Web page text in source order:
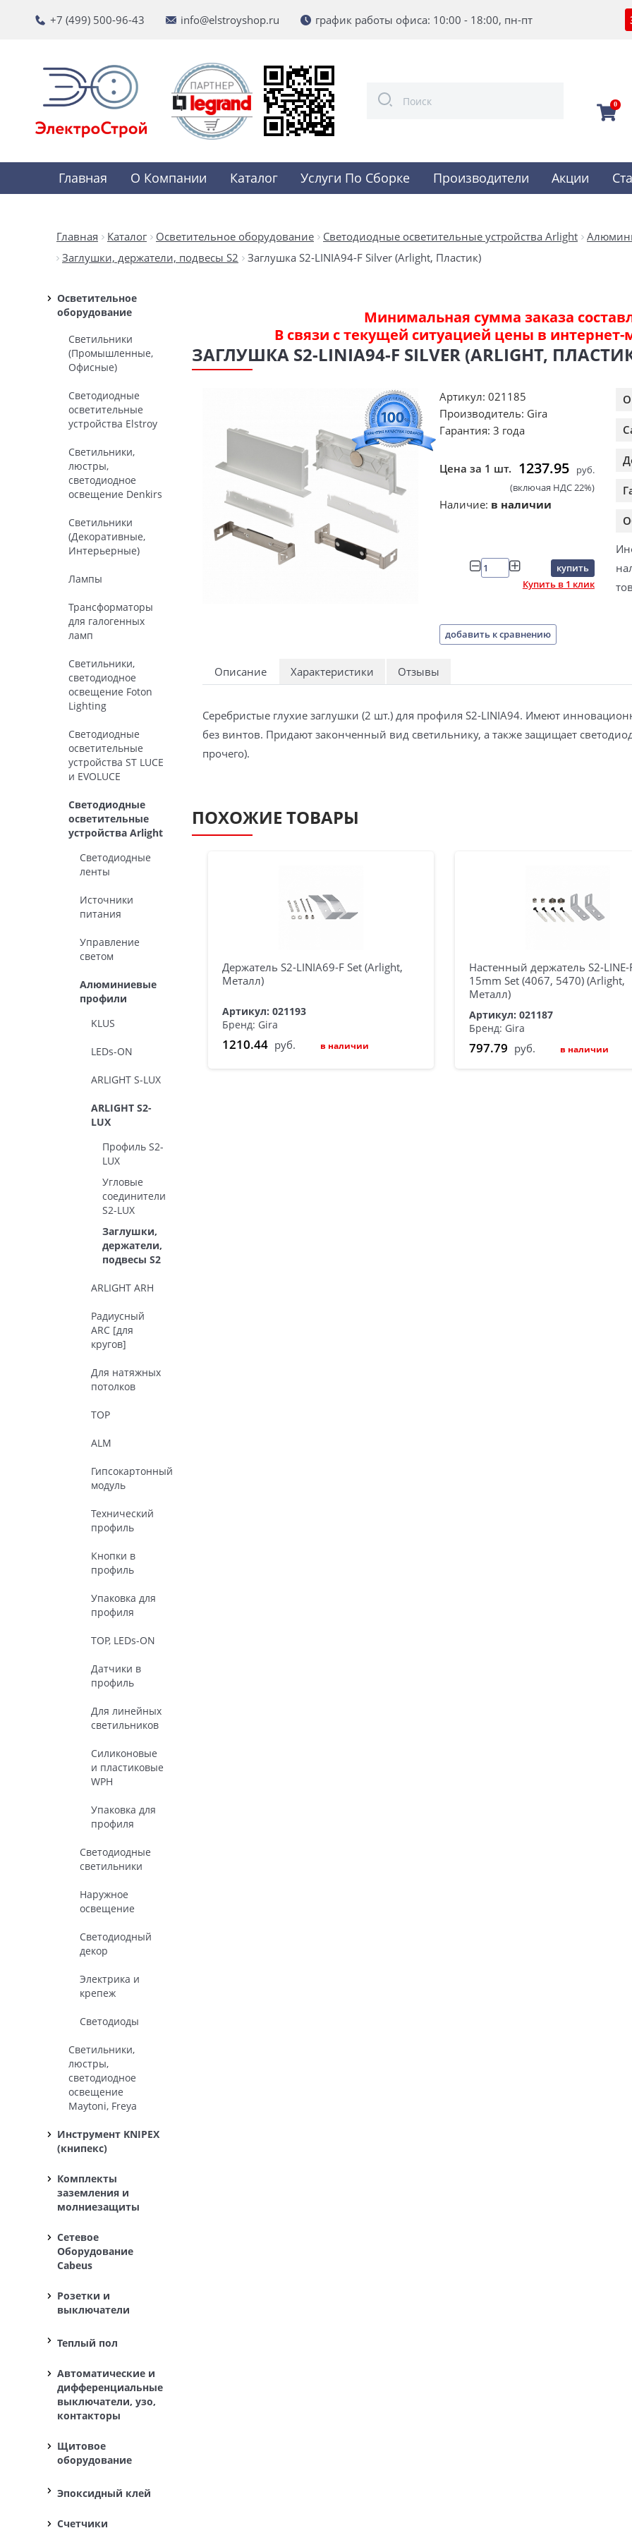
+7 (499) 500-96-43 info@elstroyshop.ru график работы офиса: 10:00 - 18:00, пн-пт
0
Главная О Компании Каталог Услуги По Сборке Производители Акции
Главная Каталог Осветительное оборудование Светодиодные осветительные устройства Arlight
Заглушки, держатели, подвесы S2
Заглушка S2-LINIA94-F Silver (Arlight, Пластик)
Осветительное
оборудование
Светильники
(Промышленные,
Офисные)
Светодиодные
осветительные
устройства Elstroy
Светильники,
люстры,
светодиодное
освещение Denkirs
Светильники
(Декоративные,
Интерьерные)
Лампы
Трансформаторы
для галогенных
ламп
Светильники,
светодиодное
освещение Foton
Lighting
Светодиодные
осветительные
устройства ST LUCE
и EVOLUCE
Светодиодные
осветительные
устройства Arlight
Светодиодные
ленты
Источники
питания
Управление
светом
Алюминиевые
профили
KLUS
LEDs-ON
ARLIGHT S-LUX
ARLIGHT S2-
LUX
Профиль S2-
LUX
Угловые
соединители
S2-LUX
Заглушки,
держатели,
подвесы S2
ARLIGHT ARH
Радиусный
ARC [для
кругов]
Для натяжных
потолков
TOP
ALM
Гипсокартонный
модуль
Технический
профиль
Кнопки в
профиль
Упаковка для
профиля
TOP, LEDs-ON
Датчики в
профиль
Для линейных
светильников
Силиконовые
и пластиковые
WPH
Упаковка для
профиля
Светодиодные
светильники
Наружное
освещение
Светодиодный
декор
Электрика и
крепеж
Светодиоды
Светильники,
люстры,
светодиодное
освещение
Maytoni, Freya
Инструмент KNIPEX
(книпекс)
Комплекты
заземления и
молниезащиты
Сетевое
Оборудование
Cabeus
Розетки и
выключатели
Теплый пол
Автоматические и
дифференциальные
выключатели, узо,
контакторы
Щитовое
оборудование
Эпоксидный клей
Счетчики
Минимальная сумма заказа
В связи с текущей ситуацией цены в интернет-
ЗАГЛУШКА S2-LINIA94-F SILVER (ARLIGHT,
Артикул: 021185
Производитель: Gira
Гарантия: 3 года
Цена за 1 шт. 1237.95
руб.
(включая НДС 22%)
Наличие: в наличии
купить
Купить в 1 клик
добавить к сравнению
Описание Характеристики Отзывы
Серебристые глухие заглушки (2 шт.) для профиля S2-LINIA94. Имеют
без винтов. Придают законченный вид светильнику, а также защищает
прочего).
ПОХОЖИЕ ТОВАРЫ
Держатель S2-LINIA69-F Set (Arlight,
Металл)
Артикул: 021193
Бренд: Gira
1210.44 руб. в наличии
Настенный держатель S2-LINE-
15mm Set (4067, 5470) (Arlight,
Металл)
Артикул: 021187
Бренд: Gira
797.79 руб. в наличии